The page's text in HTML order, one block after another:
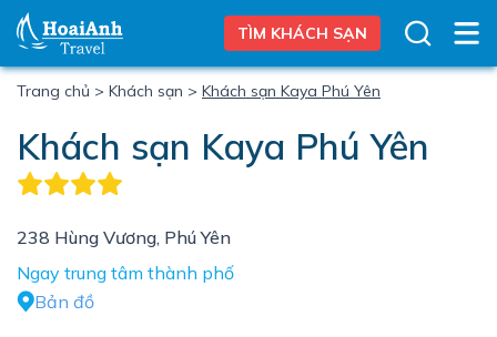
TÌM KHÁCH SẠN
Trang chủ > Khách sạn > Khách sạn Kaya Phú Yên
Khách sạn Kaya Phú Yên
238 Hùng Vương, Phú Yên
Ngay trung tâm thành phố
Bản đồ